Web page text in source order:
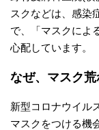
スクなどは、感染
で、「マスクによ
心配しています。
なぜ、マスク
新型コロナウイル
マスクをつける機